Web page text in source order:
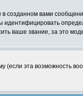
вами
ваше звание, за это
(если эта возможность